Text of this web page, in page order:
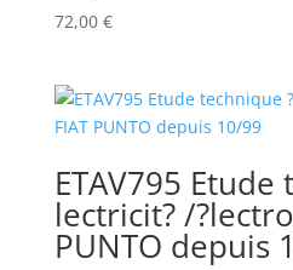
72,00 €
ETAV795
lectricit? /
PUNTO depuis